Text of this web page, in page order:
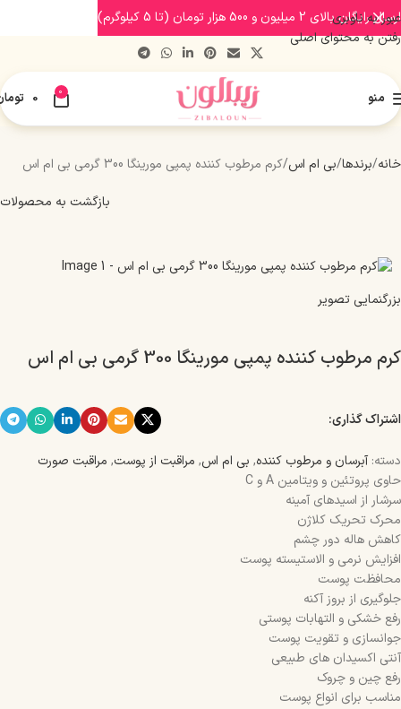
عبور به ناوبری
رفتن به محتوای اصلی
منو 0
0
خانه برندها بی ام اس کرم مرطوب کننده پمپی مورینگا 300 گرمی بی ام اس
بازگشت به محصولات
بزرگنمایی تصویر
کرم مرطوب کننده پمپی مورینگا 300 گرمی بی ام اس
اشتراک گذاری:
دسته: آبرسان و مرطوب کننده, بی ام اس, مراقبت از پوست, مراقبت صورت
حاوی پروتئین و ویتامین A و C
سرشار از اسیدهای آمینه
محرک تحریک کلاژن
کاهش هاله دور چشم
افزایش نرمی و الاستیسته پوست
محافظت پوست
جلوگیری از بروز آکنه
رفع خشکی و التهابات پوستی
جوانسازی و تقویت پوست
آنتی اکسیدان های طبیعی
رفع چین و چروک
مناسب برای انواع پوست
ارسال رایگان بالای 2 میلیون و 500 هزار تومان (تا 5 کیلوگرم)